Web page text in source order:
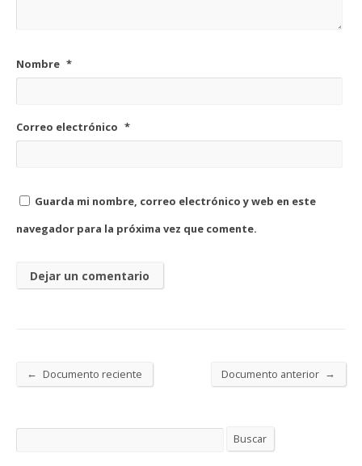
Nombre *
Correo electrónico *
Guarda mi nombre, correo electrónico y web en este
navegador para la próxima vez que comente.
← Documento reciente Documento anterior →
Buscar Buscar